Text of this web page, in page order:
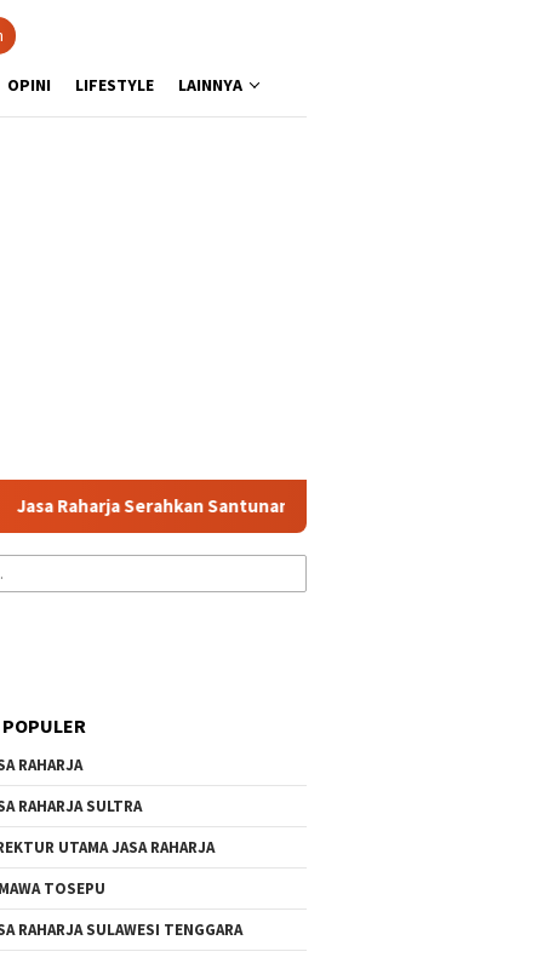
OPINI LIFESTYLE LAINNYA
Serahkan Santunan kepada Ahli Waris Korban Kebakaran KM
RAHARJA
RAHARJA SULTRA
UTAMA JASA RAHARJA
TOSEPU
RAHARJA SULAWESI TENGGARA